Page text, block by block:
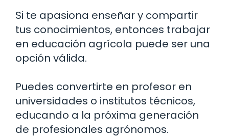
Si te apasiona enseñar y compartir
tus conocimientos, entonces trabajar
en educación agrícola puede ser una
opción válida.
Puedes convertirte en profesor en
universidades o institutos técnicos,
educando a la próxima generación
de profesionales agrónomos.